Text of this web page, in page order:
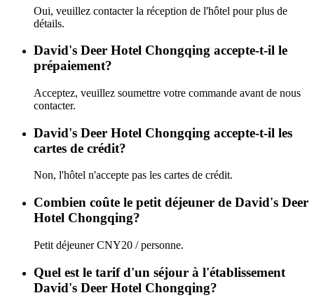
Oui, veuillez contacter la réception de l'hôtel pour plus de
détails.
David's Deer Hotel Chongqing accepte-t-il le
prépaiement?
Acceptez, veuillez soumettre votre commande avant de nous
contacter.
David's Deer Hotel Chongqing accepte-t-il les
cartes de crédit?
Non, l'hôtel n'accepte pas les cartes de crédit.
Combien coûte le petit déjeuner de David's Deer
Hotel Chongqing?
Petit déjeuner CNY20 / personne.
Quel est le tarif d'un séjour à l'établissement
David's Deer Hotel Chongqing?